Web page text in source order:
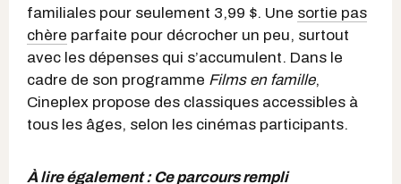
familiales pour seulement 3,99 $. Une sortie pas
chère parfaite pour décrocher un peu, surtout
avec les dépenses qui s’accumulent. Dans le
cadre de son programme Films en famille,
Cineplex propose des classiques accessibles à
tous les âges, selon les cinémas participants.
À lire également : Ce parcours rempli